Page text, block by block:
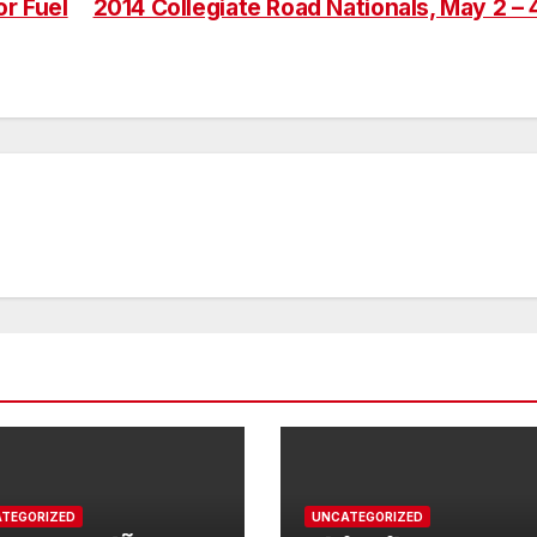
2014 Collegiate Road Nationals, May 2 –
Fuel
UNCATEGORIZED